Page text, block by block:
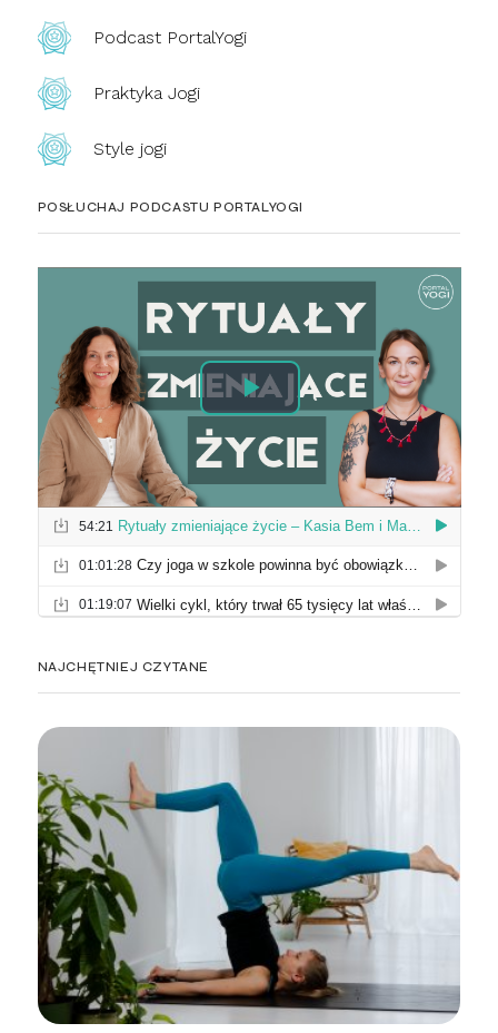
Podcast PortalYogi
Praktyka Jogi
Style jogi
POSŁUCHAJ PODCASTU PORTALYOGI
NAJCHĘTNIEJ CZYTANE